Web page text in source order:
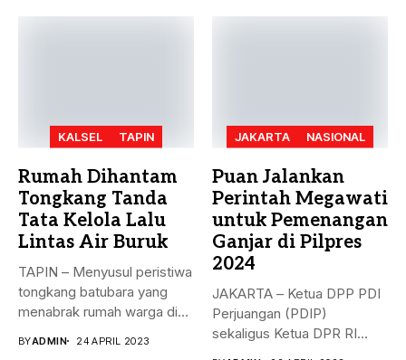
KALSEL TAPIN
Rumah Dihantam
Tongkang Tanda
Tata Kelola Lalu
Lintas Air Buruk
TAPIN – Menyusul peristiwa
tongkang batubara yang
menabrak rumah warga di
BYADMIN 24 APRIL 2023
JAKARTA NASIONAL
Puan Jalankan
Perintah Megawati
untuk Pemenangan
Ganjar di Pilpres
2024
JAKARTA – Ketua DPP PDI
Perjuangan (PDIP)
sekaligus Ketua DPR RI